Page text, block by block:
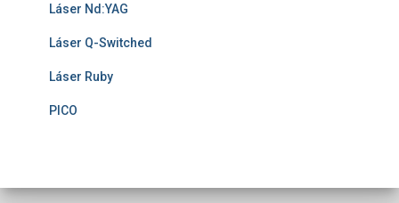
Láser Nd:YAG
Láser Q-Switched
Láser Ruby
PICO